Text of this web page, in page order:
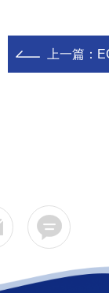
上一篇：